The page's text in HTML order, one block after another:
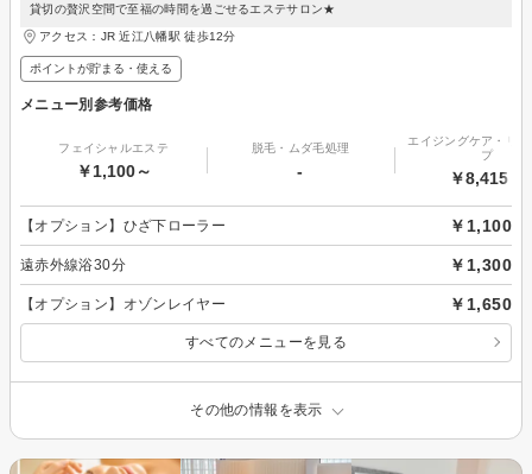
貸切の贅沢空間で至福の時間を過ごせるエステサロン★
アクセス：JR 近江八幡駅 徒歩12分
ポイントが貯まる・使える
メニュー別参考価格
フェイシャルエステ
￥1,100～
脱毛・ムダ毛処理
-
エイジングケア・リ
プ
￥8,415～
【オプション】ひざ下ローラー ￥1,100
遠赤外線浴30分 ￥1,300
【オプション】オゾンレイヤー ￥1,650
すべてのメニューを見る
その他の情報を表示